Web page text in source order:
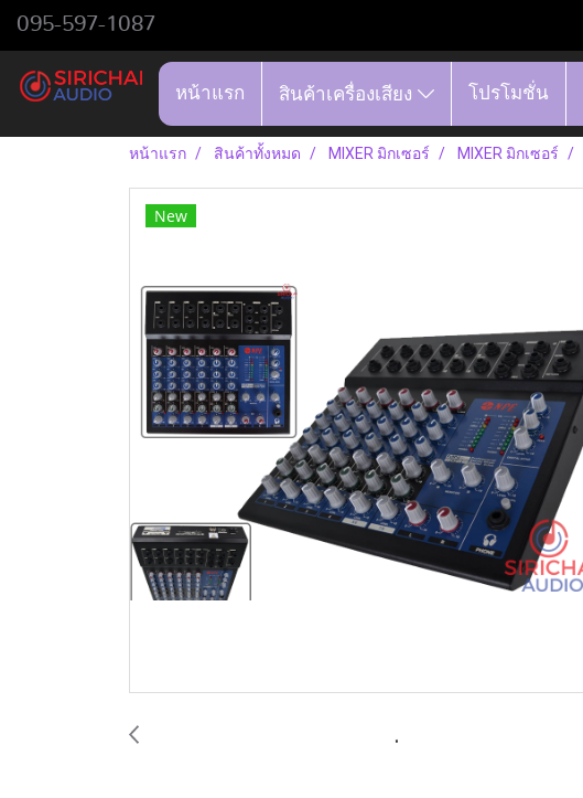
095-597-1087
หน้าแรก สินค้าเครื่องเสียง โปรโมชั่น
หน้าแรก สินค้าทั้งหมด MIXER มิกเซอร์ MIXER มิกเซอร์
New